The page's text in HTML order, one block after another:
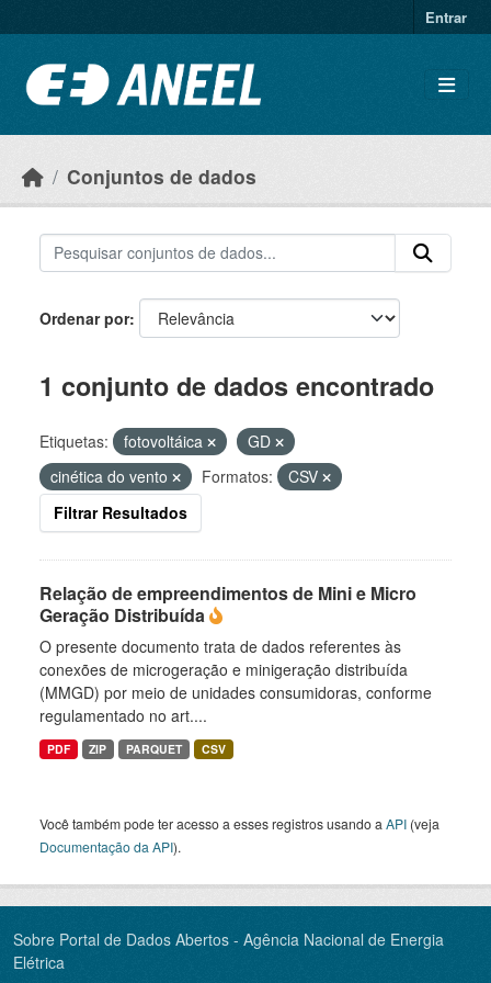
Entrar
Conjuntos de dados
Ordenar por
1 conjunto de dados encontrado
Etiquetas: fotovoltáica
GD
cinética do vento
Formatos:
CSV
Filtrar Resultados
Relação de empreendimentos de Mini e Micro
Geração Distribuída
O presente documento trata de dados referentes às
conexões de microgeração e minigeração distribuída
(MMGD) por meio de unidades consumidoras, conforme
regulamentado no art....
PDF ZIP PARQUET CSV
Você também pode ter acesso a esses registros usando a API (veja
Documentação da API).
Sobre Portal de Dados Abertos - Agência Nacional de Energia
Elétrica